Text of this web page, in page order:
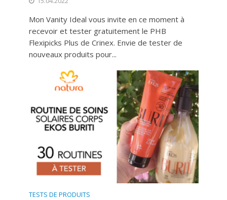
Mon Vanity Ideal vous invite en ce moment à
recevoir et tester gratuitement le PHB
Flexipicks Plus de Crinex. Envie de tester de
nouveaux produits pour...
TESTS DE PRODUITS